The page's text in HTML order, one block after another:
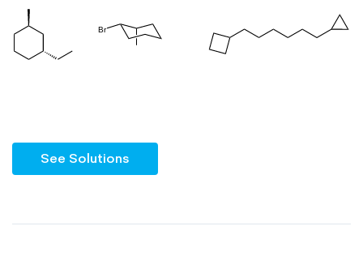
See Solutions